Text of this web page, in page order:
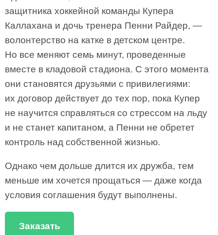
защитника хоккейной команды Купера
Каллахана и дочь тренера Пенни Райдер, —
волонтерство на катке в детском центре.
Но все меняют семь минут, проведенные
вместе в кладовой стадиона. С этого момента
они становятся друзьями с привилегиями:
их договор действует до тех пор, пока Купер
не научится справляться со стрессом на льду
и не станет капитаном, а Пенни не обретет
контроль над собственной жизнью.
Однако чем дольше длится их дружба, тем
меньше им хочется прощаться — даже когда
условия соглашения будут выполнены.
Заказать